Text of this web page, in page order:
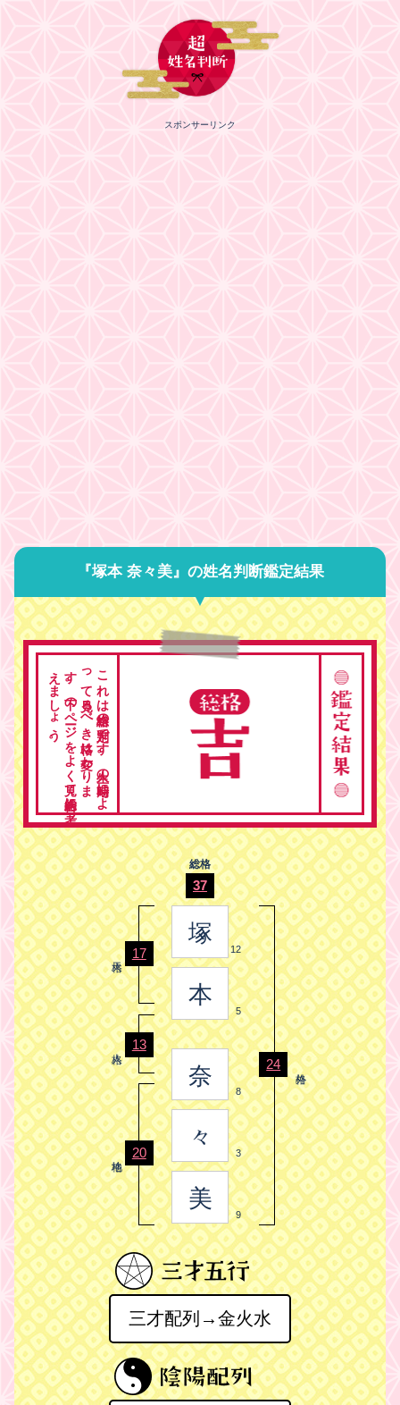
スポンサーリンク
『塚本 奈々美』の姓名判断鑑定結果
こ
れ
は
総格の
判定で
す
。
人生の
時期に
よ
っ
て
見る
べ
き
格は
変わ
り
ま
す
。
下の
ペ
ージ
を
よ
く
見て
総合的に
考
え
ま
し
ょ
う
。
総格
37
塚
12
本
5
17
13
奈
8
々
3
美
9
20
24
三才配列→金火水